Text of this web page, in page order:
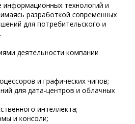
технологий и
разработкой современных
для потребительского и
деятельности компании
и графических чипов;
для дата-центров и облачных
интеллекта;
и консоли;